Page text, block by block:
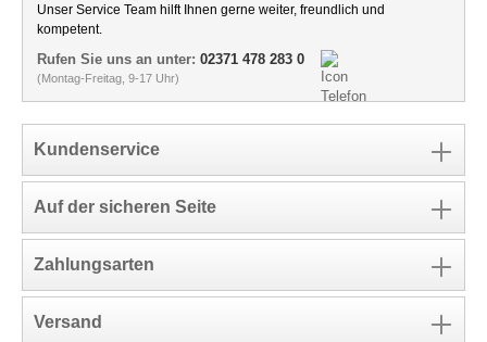
Unser Service Team hilft Ihnen gerne weiter, freundlich und
kompetent.
Rufen Sie uns an unter: 02371 478 283 0
(Montag-Freitag, 9-17 Uhr)
Kundenservice
Auf der sicheren Seite
Zahlungsarten
Versand